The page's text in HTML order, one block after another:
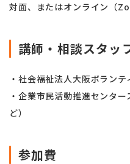
対面、またはオンライン（
講師・相談スタッ
・社会福祉法人大阪ボラン
・企業市民活動推進センタ
ど）
参加費